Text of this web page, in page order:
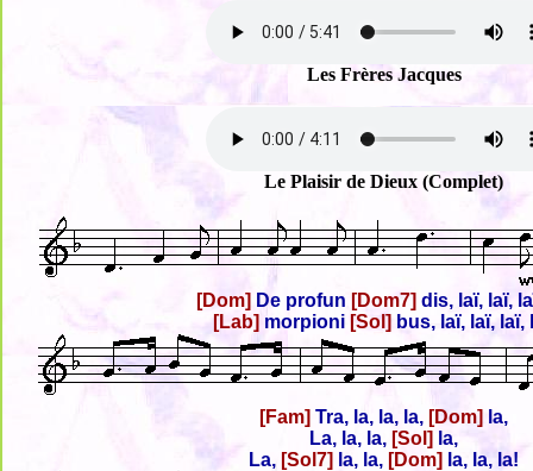
Les Frères Jacques
Le Plaisir de Dieux (Complet)
[Dom] De profun [Dom7] dis, laï, laï,
[Lab] morpioni [Sol] bus, laï, laï, laï,
[Fam]Tra, la, la, la, [Dom] la,
La, la, la, [Sol] la,
La, [Sol7] la, la, [Dom] la, la, la!